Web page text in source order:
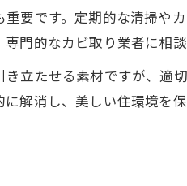
要です。定期的な清掃や
門的なカビ取り業者に相
立たせる素材ですが、適
解消し、美しい住環境を